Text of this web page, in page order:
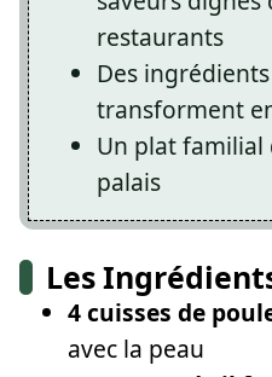
restaurants
Des
transforment
Un plat familial
palais
Les
4 cuisses de
avec la peau